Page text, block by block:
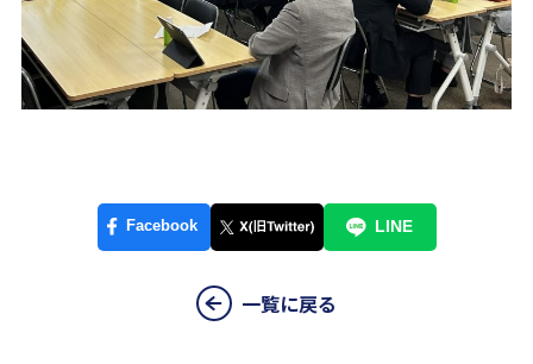
一覧に戻る